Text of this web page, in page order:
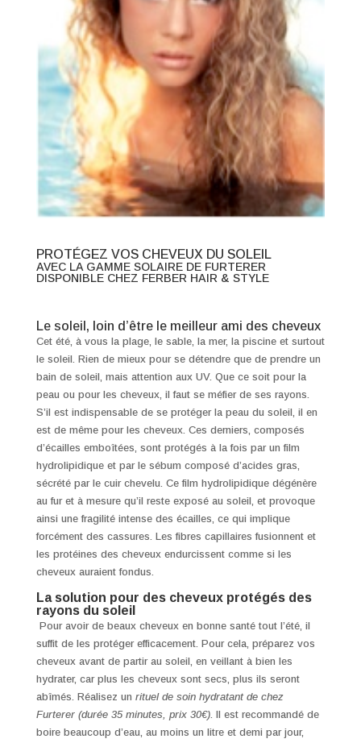
PROTÉGEZ VOS CHEVEUX DU SOLEIL
AVEC LA GAMME SOLAIRE DE FURTERER
DISPONIBLE CHEZ FERBER HAIR & STYLE
Le soleil, loin d’être le meilleur ami des cheveux
Cet été, à vous la plage, le sable, la mer, la piscine et surtout
le soleil. Rien de mieux pour se détendre que de prendre un
bain de soleil, mais attention aux UV. Que ce soit pour la
peau ou pour les cheveux, il faut se méfier de ses rayons.
S’il est indispensable de se protéger la peau du soleil, il en
est de même pour les cheveux. Ces derniers, composés
d’écailles emboîtées, sont protégés à la fois par un film
hydrolipidique et par le sébum composé d’acides gras,
sécrété par le cuir chevelu. Ce film hydrolipidique dégénère
au fur et à mesure qu’il reste exposé au soleil, et provoque
ainsi une fragilité intense des écailles, ce qui implique
forcément des cassures. Les fibres capillaires fusionnent et
les protéines des cheveux endurcissent comme si les
cheveux auraient fondus.
La solution pour des cheveux protégés des
rayons du soleil
Pour avoir de beaux cheveux en bonne santé tout l’été, il
suffit de les protéger efficacement. Pour cela, préparez vos
cheveux avant de partir au soleil, en veillant à bien les
hydrater, car plus les cheveux sont secs, plus ils seront
abîmés. Réalisez un rituel de soin hydratant de chez
Furterer (durée 35 minutes, prix 30€). Il est recommandé de
boire beaucoup d’eau, au moins un litre et demi par jour,